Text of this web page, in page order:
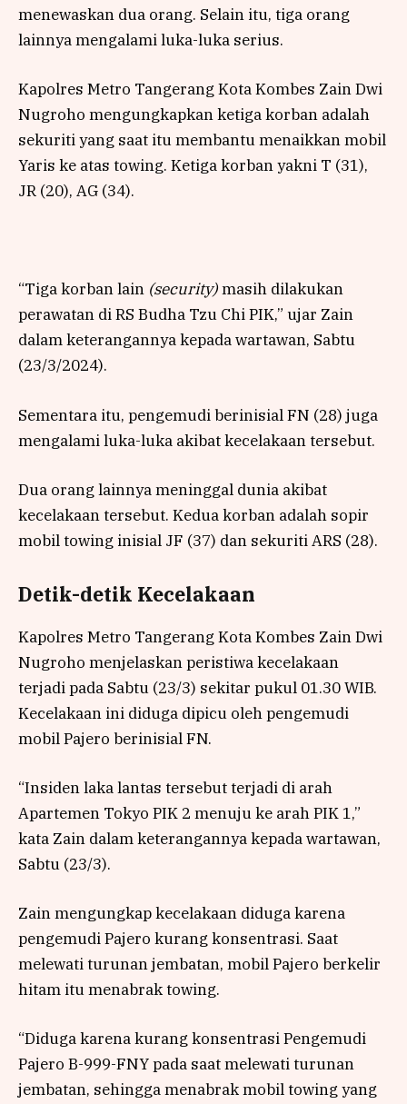
menewaskan dua orang. Selain itu, tiga orang
lainnya mengalami luka-luka serius.
Kapolres Metro Tangerang Kota Kombes Zain Dwi
Nugroho mengungkapkan ketiga korban adalah
sekuriti yang saat itu membantu menaikkan mobil
Yaris ke atas towing. Ketiga korban yakni T (31),
JR (20), AG (34).
“Tiga korban lain (security)masih dilakukan
perawatan di RS Budha Tzu Chi PIK,” ujar Zain
dalam keterangannya kepada wartawan, Sabtu
(23/3/2024).
Sementara itu, pengemudi berinisial FN (28) juga
mengalami luka-luka akibat kecelakaan tersebut.
Dua orang lainnya meninggal dunia akibat
kecelakaan tersebut. Kedua korban adalah sopir
mobil towing inisial JF (37) dan sekuriti ARS (28).
Detik-detik Kecelakaan
Kapolres Metro Tangerang Kota Kombes Zain Dwi
Nugroho menjelaskan peristiwa kecelakaan
terjadi pada Sabtu (23/3) sekitar pukul 01.30 WIB.
Kecelakaan ini diduga dipicu oleh pengemudi
mobil Pajero berinisial FN.
“Insiden laka lantas tersebut terjadi di arah
Apartemen Tokyo PIK 2 menuju ke arah PIK 1,”
kata Zain dalam keterangannya kepada wartawan,
Sabtu (23/3).
Zain mengungkap kecelakaan diduga karena
pengemudi Pajero kurang konsentrasi. Saat
melewati turunan jembatan, mobil Pajero berkelir
hitam itu menabrak towing.
“Diduga karena kurang konsentrasi Pengemudi
Pajero B-999-FNY pada saat melewati turunan
jembatan, sehingga menabrak mobil towing yang